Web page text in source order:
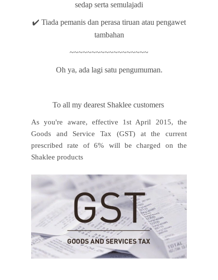
sedap serta semulajadi
✔️ Tiada pemanis dan perasa tiruan atau pengawet
tambahan
~~~~~~~~~~~~~~~~~~
Oh ya, ada lagi satu pengumuman.
To all my dearest Shaklee customers
As you're aware, effective 1st April 2015, the
Goods and Service Tax (GST) at the current
prescribed rate of 6% will be charged on the
Shaklee products